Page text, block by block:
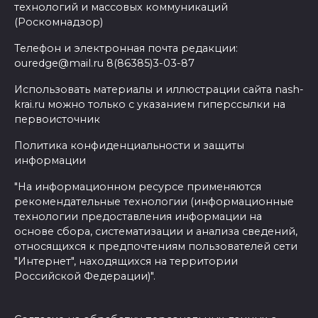
технологий и массовых коммуникаций
(Роскомнадзор)
Телефон и электронная почта редакции:
ouredge@mail.ru 8(86385)3-03-87
Использовать материалы и иллюстрации сайта nash-
krai.ru можно только с указанием гиперссылки на
первоисточник
Политика конфиденциальности и защиты
информации
"На информационном ресурсе применяются
рекомендательные технологии (информационные
технологии предоставления информации на
основе сбора, систематизации и анализа сведений,
относящихся к предпочтениям пользователей сети
"Интернет", находящихся на территории
Российской Федерации)".